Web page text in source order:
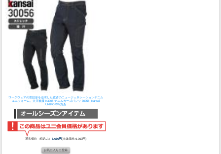
ワークウェアの理想形を追求した寛斎のニュージェネレーションデニム
ユニフォーム。大川被服 K3005 デニムカーゴパンツ 30056│Kansai
UNIFORM/寛斎
通常価格（税込み）6,666円(本体価格:6,060円)